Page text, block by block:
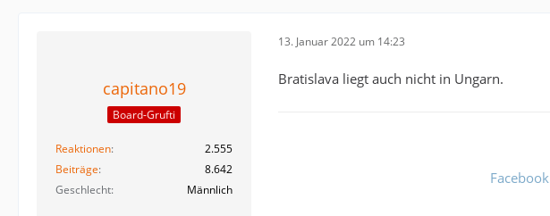
capitano19
Board-Grufti
Reaktionen
2.555
Beiträge
8.642
Geschlecht
Männlich
13. Januar 2022 um 14:23
Bratislava liegt auch nicht in Ungarn.
Facebook